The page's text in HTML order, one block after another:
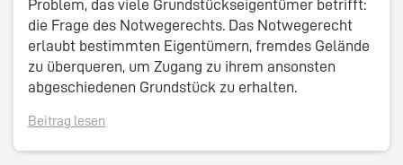
Problem, das viele Grundstückseigentümer betrifft:
die Frage des Notwegerechts. Das Notwegerecht
erlaubt bestimmten Eigentümern, fremdes Gelände
zu überqueren, um Zugang zu ihrem ansonsten
abgeschiedenen Grundstück zu erhalten.
Beitrag lesen